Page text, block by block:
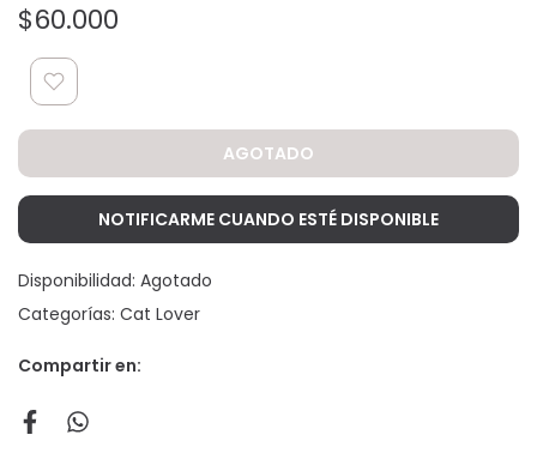
$60.000
AGOTADO
NOTIFICARME CUANDO ESTÉ DISPONIBLE
Disponibilidad: Agotado
Categorías: Cat Lover
Compartir en: